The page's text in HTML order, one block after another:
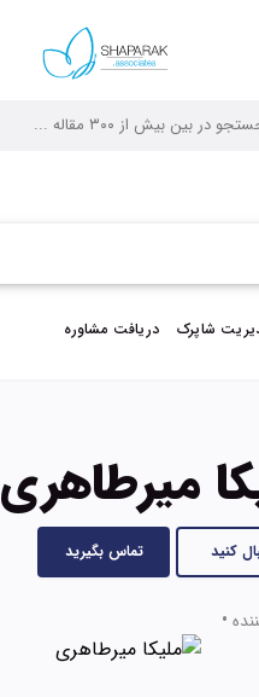
شاپرک دریافت مشاوره
میرطاهری
کنید تماس بگیرید
•